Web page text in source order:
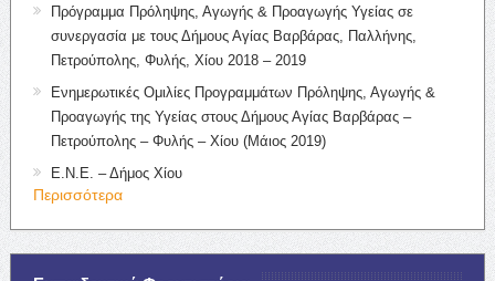
Πρόγραμμα Πρόληψης, Αγωγής & Προαγωγής Υγείας σε
συνεργασία με τους Δήμους Αγίας Βαρβάρας, Παλλήνης,
Πετρούπολης, Φυλής, Χίου 2018 – 2019
Ενημερωτικές Ομιλίες Προγραμμάτων Πρόληψης, Αγωγής &
Προαγωγής της Υγείας στους Δήμους Αγίας Βαρβάρας –
Πετρούπολης – Φυλής – Χίου (Μάιος 2019)
Ε.Ν.Ε. – Δήμος Χίου
Περισσότερα